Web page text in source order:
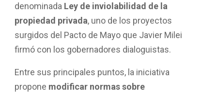
denominada Ley de inviolabilidad de la
propiedad privada, uno de los proyectos
surgidos del Pacto de Mayo que Javier Milei
firmó con los gobernadores dialoguistas.
Entre sus principales puntos, la iniciativa
propone modificar normas sobre